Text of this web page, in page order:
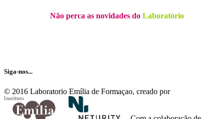
Não perca as novidades do Laboratório
Siga-nos...
© 2016 Laboratorio Emília de Formaçao, creado por